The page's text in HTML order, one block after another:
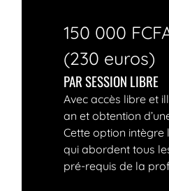
150 000
(230 euros)
PAR SESSION LIBRE
Avec accès libre et
an et obtention
Cette option intègre
qui abordent tous
pré-requis de la